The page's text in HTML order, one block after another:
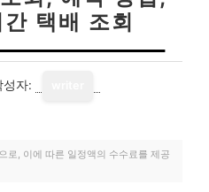
택배 조회
성자:
로, 이에 따른 일정액의 수수료를 제공